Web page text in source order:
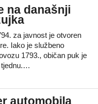
na današnji
za javnost je otvoren
Iako je službeno
1793., običan puk je
tjednu.…
automobila